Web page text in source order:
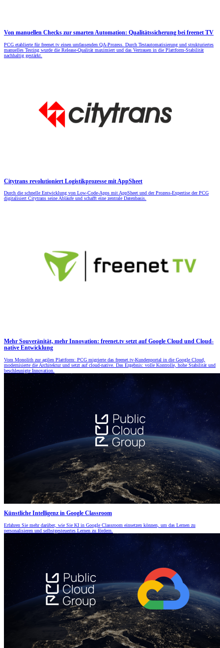
Von manuellen Checks zur smarten Automation: Qualitätssicherung bei freenet TV
PCG etablierte für freenet.tv einen umfassenden QA-Prozess. Durch Testautomatisierung und strukturiertes
manuelles Testing wurde die Release-Qualität maximiert und das Vertrauen in die Plattform-Stabilität
nachhaltig gestärkt.
Citytrans revolutioniert Logistikprozesse mit AppSheet
Durch die schnelle Entwicklung von Low-Code-Apps mit AppSheet und der Prozess-Expertise der PCG
digitalisiert Citytrans seine Abläufe und schafft eine zentrale Datenbasis.
Mehr Souveränität, mehr Innovation: freenet.tv setzt auf Google Cloud und Cloud-
native Entwicklung
Vom Monolith zur agilen Plattform: PCG migrierte das freenet.tv-Kundenportal in die Google Cloud,
modernisierte die Architektur und setzt auf cloud-native. Das Ergebnis: volle Kontrolle, hohe Stabilität und
beschleunigte Innovation.
Künstliche Intelligenz in Google Classroom
Erfahren Sie mehr darüber, wie Sie KI in Google Classroom einsetzen können, um das Lernen zu
personalisieren und selbstgesteuertes Lernen zu fördern.